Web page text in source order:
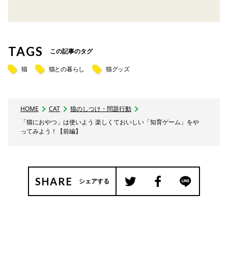
TAGS この記事のタグ
猫 猫との暮らし 猫グッズ
HOME CAT
猫のしつけ・問題行動
「猫におやつ」は使いよう 楽しくておいしい「知育ゲーム」をや
ってみよう！【前編】
SHARE シェアする